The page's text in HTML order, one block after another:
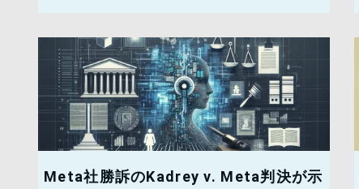
Meta社勝訴のKadrey v. Meta判決が示